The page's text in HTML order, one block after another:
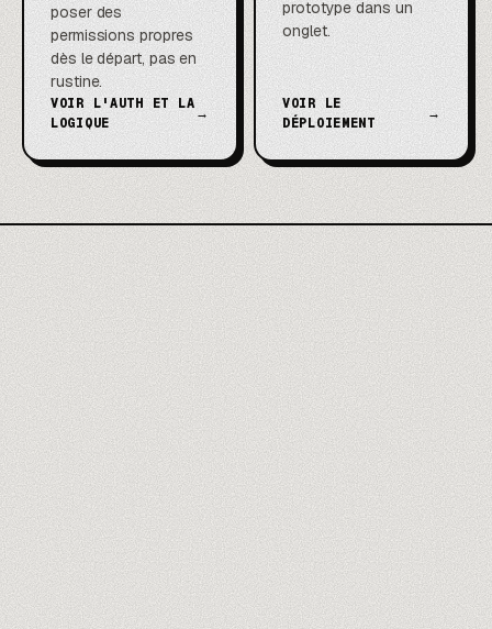
poser des
permissions propres
dès le départ, pas en
rustine.
VOIR L'AUTH ET LA
LOGIQUE
→
prototype dans un
onglet.
VOIR LE
DÉPLOIEMENT
→